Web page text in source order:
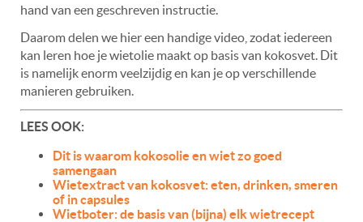
hand van een geschreven instructie.
Daarom delen we hier een handige video, zodat iedereen
kan leren hoe je wietolie maakt op basis van kokosvet. Dit
is namelijk enorm veelzijdig en kan je op verschillende
manieren gebruiken.
LEES OOK:
Dit is waarom kokosolie en wiet zo goed
samengaan
Wietextract van kokosvet: eten, drinken, smeren
of in capsules
Wietboter: de basis van (bijna) elk wietrecept